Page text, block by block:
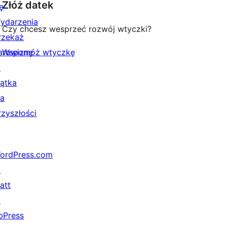
Złóż datek
Czy chcesz wesprzeć rozwój wtyczki?
Wspomóż wtyczkę